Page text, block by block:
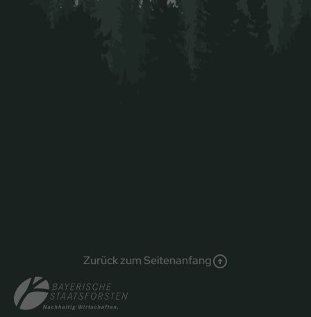
Zurück zum Seitenanfang